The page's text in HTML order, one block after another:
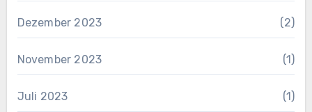
Dezember 2023 (2)
November 2023 (1)
Juli 2023 (1)